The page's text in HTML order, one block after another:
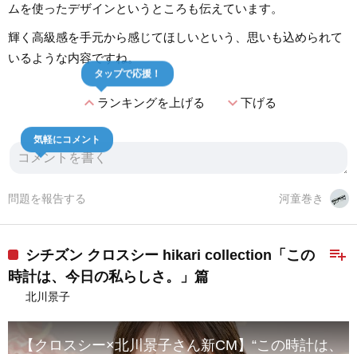
ムを使ったデザインというところも伝えています。
輝く高級感を手元から感じてほしいという、思いも込められて
いるような内容ですね。
expand_lessランキングを上げる
タップで応援！
expand_more下げる
気軽にコメント
河童巻き
問題を報告する
playlist_add
シチズン クロスシー hikari collection「この
時計は、今日の私らしさ。」篇
北川景子
【クロスシー×北川景子さん新CM】“この時計は、